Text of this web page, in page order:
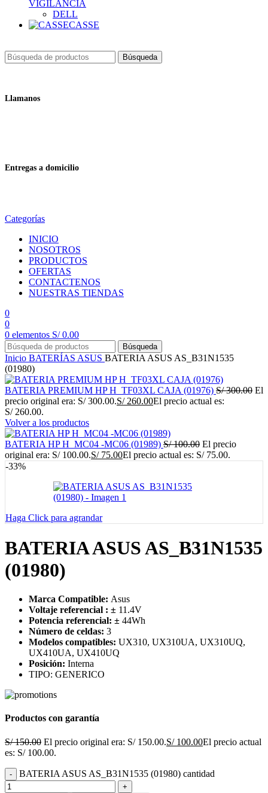
VIGILANCIA
DELL
CASSE
Búsqueda
Llamanos
Entregas a domicilio
Categorías
INICIO
NOSOTROS
PRODUCTOS
OFERTAS
CONTACTENOS
NUESTRAS TIENDAS
0
0
0 elementos S/0.00
Búsqueda
Inicio BATERÍAS ASUS BATERIA ASUS AS_B31N1535
(01980)
BATERIA PREMIUM HP H_TF03XL CAJA (01976) S/300.00 El
precio original era: S/ 300.00.S/260.00El precio actual es:
S/ 260.00.
Volver a los productos
BATERIA HP H_MC04 -MC06 (01989) S/100.00 El precio
original era: S/ 100.00.S/75.00El precio actual es: S/ 75.00.
-33%
Haga Click para agrandar
BATERIA ASUS AS_B31N1535
(01980)
Marca Compatible: Asus
Voltaje referencial : ± 11.4V
Potencia referencial: ± 44Wh
Número de celdas: 3
Modelos compatibles: UX310, UX310UA, UX310UQ,
UX410UA, UX410UQ
Posición: Interna
TIPO: GENERICO
Productos con garantía
S/150.00 El precio original era: S/ 150.00.S/100.00El precio actual
es: S/ 100.00.
BATERIA ASUS AS_B31N1535 (01980) cantidad